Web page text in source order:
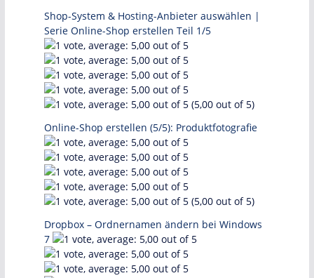
Shop-System & Hosting-Anbieter auswählen |
Serie Online-Shop erstellen Teil 1/5
(5,00 out of 5)
Online-Shop erstellen (5/5): Produktfotografie
(5,00 out of 5)
Dropbox – Ordnernamen ändern bei Windows
7